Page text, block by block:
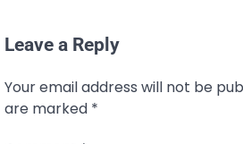
Leave a Reply
Your email address will not be
are marked *